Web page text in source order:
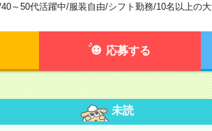
40～50代活躍中/服装自由/シフト勤務/10名以上の
応募する
未読